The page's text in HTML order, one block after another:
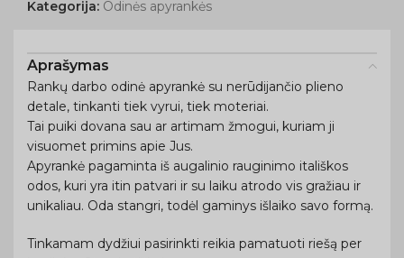
Kategorija: Odinės apyrankės
Aprašymas
Rankų darbo odinė apyrankė su nerūdijančio plieno
detale, tinkanti tiek vyrui, tiek moteriai.
Tai puiki dovana sau ar artimam žmogui, kuriam ji
visuomet primins apie Jus.
Apyrankė pagaminta iš augalinio rauginimo itališkos
odos, kuri yra itin patvari ir su laiku atrodo vis gražiau ir
unikaliau. Oda stangri, todėl gaminys išlaiko savo formą.
Tinkamam dydžiui pasirinkti reikia pamatuoti riešą per